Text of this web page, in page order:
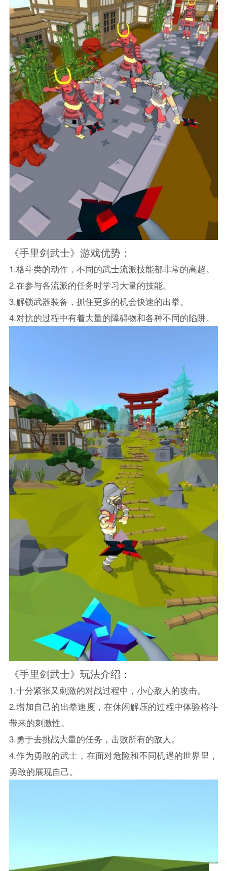
《手里剑武士》游戏优势：
1.格斗类的动作，不同的武士流派技能都非常的高超。
2.在参与各流派的任务时学习大量的技能。
3.解锁武器装备，抓住更多的机会快速的出拳。
4.对抗的过程中有着大量的障碍物和各种不同的陷阱。
《手里剑武士》玩法介绍：
1.十分紧张又刺激的对战过程中，小心敌人的攻击。
2.增加自己的出拳速度，在休闲解压的过程中体验格斗
带来的刺激性。
3.勇于去挑战大量的任务，击败所有的敌人。
4.作为勇敢的武士，在面对危险和不同机遇的世界里，
勇敢的展现自己。